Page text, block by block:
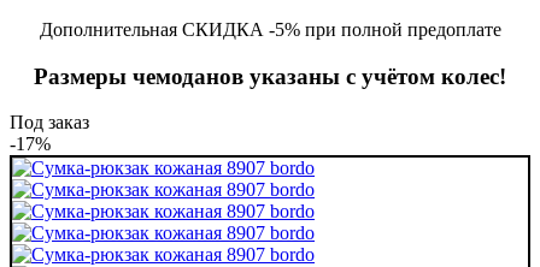
Дополнительная СКИДКА -5% при полной предоплате
Размеры чемоданов указаны с учётом колес!
Под заказ
-17%